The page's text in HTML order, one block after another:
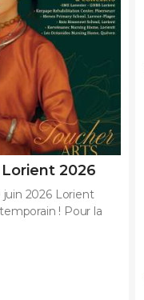
2026
juin 2026 Lorient
! Pour la